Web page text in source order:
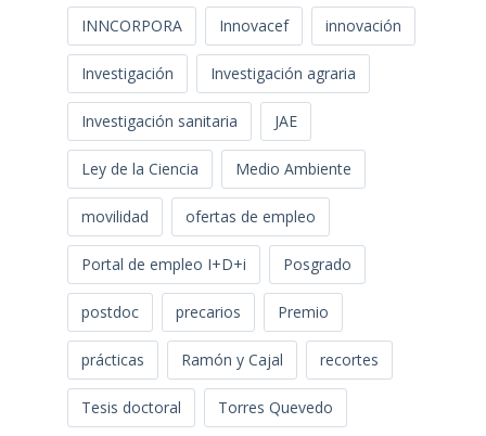
INNCORPORA Innovacef innovación
Investigación Investigación agraria
Investigación sanitaria JAE
Ley de la Ciencia Medio Ambiente
movilidad ofertas de empleo
Portal de empleo I+D+i Posgrado
postdoc precarios Premio
prácticas Ramón y Cajal recortes
Tesis doctoral Torres Quevedo